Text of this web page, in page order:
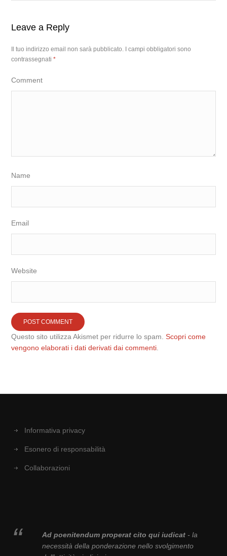
Leave a Reply
Il tuo indirizzo email non sarà pubblicato.
I campi obbligatori sono
contrassegnati*
Comment
Name
Email
Website
Questo sito utilizza Akismet per ridurre lo spam.Scopri come
vengono elaborati i dati derivati dai commenti
Informativa privacy
Esonero di responsabilità
Collaborazioni
Ad poenitendum properat cito qui iudicat- la
necessità della ponderazione nello svolgimento